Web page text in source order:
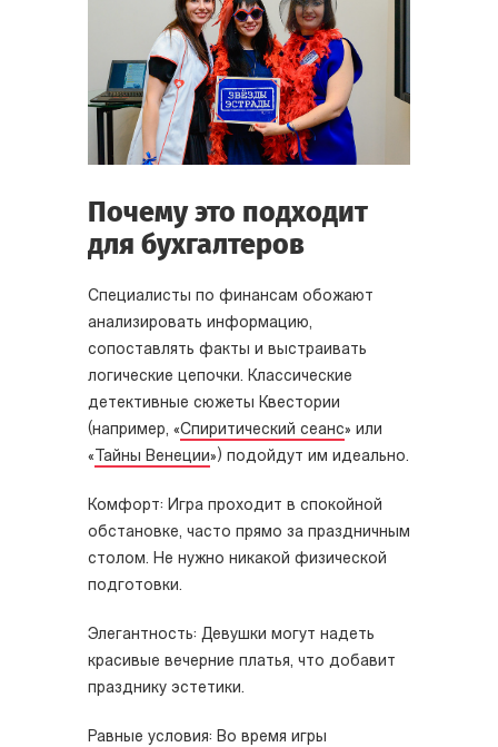
Почему это подходит
для бухгалтеров
Специалисты по финансам обожают
анализировать информацию,
сопоставлять факты и выстраивать
логические цепочки. Классические
детективные сюжеты Квестории
(например, «Спиритический сеанс» или
«Тайны Венеции») подойдут им идеально.
Комфорт: Игра проходит в спокойной
обстановке, часто прямо за праздничным
столом. Не нужно никакой физической
подготовки.
Элегантность: Девушки могут надеть
красивые вечерние платья, что добавит
празднику эстетики.
Равные условия: Во время игры